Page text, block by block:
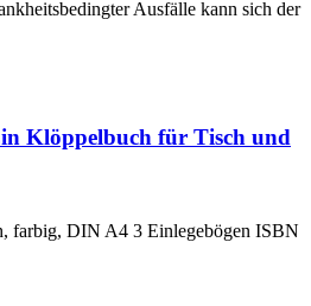
Ausfälle kann sich der
Klöppelbuch für Tisch und
farbig, DIN A4 3 Einlegebögen ISBN